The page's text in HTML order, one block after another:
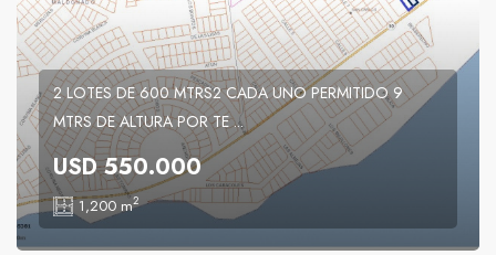
2 LOTES DE 600 MTRS2 CADA UNO PERMITIDO 9
MTRS DE ALTURA POR TE ...
USD 550.000
1,200 m2